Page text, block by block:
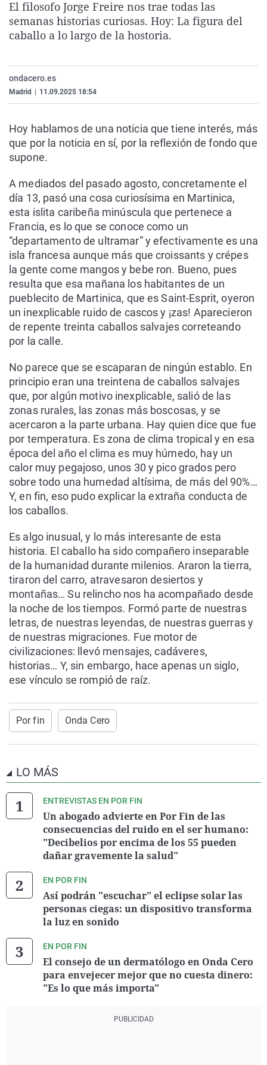
La rosa de los vientos
Gente viajera
Caso
Retornados
Extremadura
Galicia
Virales
Televisión
El filosofo Jorge Freire nos trae todas las
semanas historias curiosas. Hoy: La figura del
caballo a lo largo de la hostoria.
ondacero.es
Madrid 11.09.2025 18:54
Hoy hablamos de una noticia que tiene interés, más
que por la noticia en sí, por la reflexión de fondo que
supone.
A mediados del pasado agosto, concretamente el
día 13, pasó una cosa curiosísima en Martinica,
esta islita caribeña minúscula que pertenece a
Francia, es lo que se conoce como un
“departamento de ultramar” y efectivamente es una
isla francesa aunque más que croissants y crépes
la gente come mangos y bebe ron. Bueno, pues
resulta que esa mañana los habitantes de un
pueblecito de Martinica, que es Saint-Esprit, oyeron
un inexplicable ruido de cascos y ¡zas! Aparecieron
de repente treinta caballos salvajes correteando
por la calle.
No parece que se escaparan de ningún establo. En
principio eran una treintena de caballos salvajes
que, por algún motivo inexplicable, salió de las
zonas rurales, las zonas más boscosas, y se
acercaron a la parte urbana. Hay quien dice que fue
por temperatura. Es zona de clima tropical y en esa
época del año el clima es muy húmedo, hay un
calor muy pegajoso, unos 30 y pico grados pero
sobre todo una humedad altísima, de más del 90%…
Y, en fin, eso pudo explicar la extraña conducta de
los caballos.
Es algo inusual, y lo más interesante de esta
historia. El caballo ha sido compañero inseparable
de la humanidad durante milenios. Araron la tierra,
tiraron del carro, atravesaron desiertos y
montañas… Su relincho nos ha acompañado desde
la noche de los tiempos. Formó parte de nuestras
letras, de nuestras leyendas, de nuestras guerras y
de nuestras migraciones. Fue motor de
civilizaciones: llevó mensajes, cadáveres,
historias… Y, sin embargo, hace apenas un siglo,
ese vínculo se rompió de raíz.
Por fin Onda Cero
LO MÁS
ENTREVISTAS EN POR FIN
Un abogado advierte en Por Fin de las
consecuencias del ruido en el ser humano:
"Decibelios por encima de los 55 pueden
dañar gravemente la salud"
EN POR FIN
Así podrán "escuchar" el eclipse solar las
personas ciegas: un dispositivo transforma
la luz en sonido
EN POR FIN
El consejo de un dermatólogo en Onda Cero
para envejecer mejor que no cuesta dinero:
"Es lo que más importa"